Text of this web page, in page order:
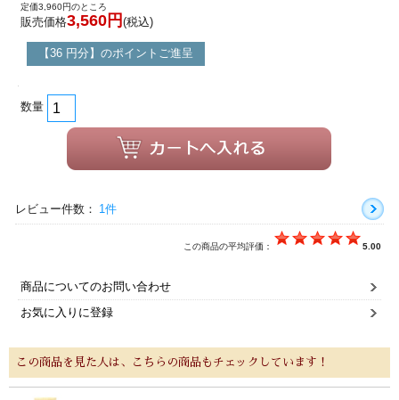
定価3,960円のところ
販売価格3,560円 (税込)
【36 円分】のポイントご進呈
数量
レビュー件数： 1件
この商品の平均評価： 5.00
商品についてのお問い合わせ
お気に入りに登録
この商品を見た人は、こちらの商品もチェックしています！